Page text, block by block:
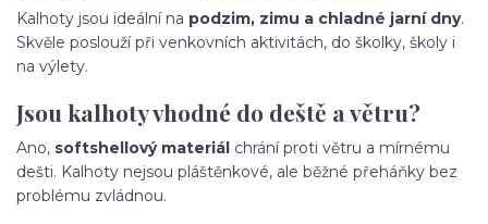
Kalhoty jsou ideální na podzim, zimu a chladné jarní dny.
Skvěle poslouží při venkovních aktivitách, do školky, školy i
na výlety.
Jsou kalhoty vhodné do deště a větru?
Ano, softshellový materiál chrání proti větru a mírnému
dešti. Kalhoty nejsou pláštěnkové, ale běžné přeháňky bez
problému zvládnou.